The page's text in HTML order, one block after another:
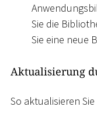
Sie die
Sie eine neue
Aktualisierung
So aktualisieren